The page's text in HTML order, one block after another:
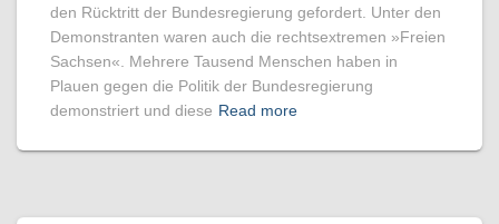
den Rücktritt der Bundesregierung gefordert. Unter den
Demonstranten waren auch die rechtsextremen »Freien
Sachsen«. Mehrere Tausend Menschen haben in
Plauen gegen die Politik der Bundesregierung
demonstriert und diese Read more